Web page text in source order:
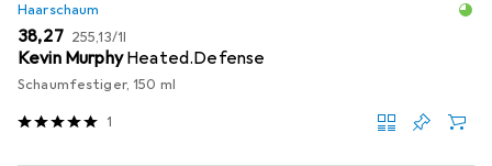
Haarschaum
EUR
38,27 EUR
255,13/1l
Kevin Murphy Heated.Defense
Schaumfestiger, 150 ml
1